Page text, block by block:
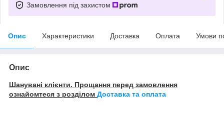
Замовлення під захистом
Опис Характеристики Доставка Оплата Умови
Опис
Шанувані клієнти. Прощання перед замовлення
ознайомтеся з розділом Доставка та оплата